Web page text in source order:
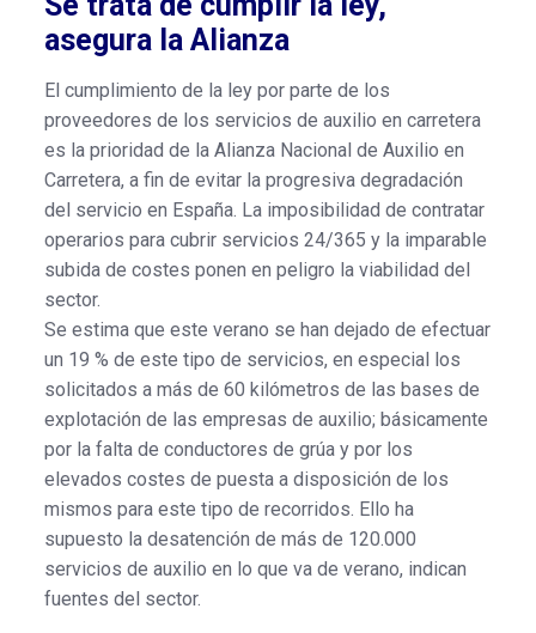
asegura la Alianza
El cumplimiento de la ley por parte de los
proveedores de los servicios de auxilio en carretera
es la prioridad de la Alianza Nacional de Auxilio en
Carretera, a fin de evitar la progresiva degradación
del servicio en España. La imposibilidad de contratar
operarios para cubrir servicios 24/365 y la imparable
subida de costes ponen en peligro la viabilidad del
sector.
Se estima que este verano se han dejado de efectuar
un 19 % de este tipo de servicios, en especial los
solicitados a más de 60 kilómetros de las bases de
explotación de las empresas de auxilio; básicamente
por la falta de conductores de grúa y por los
elevados costes de puesta a disposición de los
mismos para este tipo de recorridos. Ello ha
supuesto la desatención de más de 120.000
servicios de auxilio en lo que va de verano, indican
fuentes del sector.